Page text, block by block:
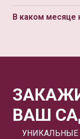
В каком месяце
ВАШ
УНИКАЛЬНЫЕ